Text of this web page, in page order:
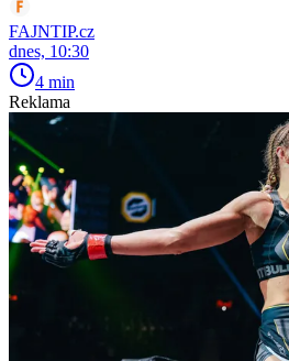
FAJNTIP.cz
dnes, 10:30
4 min
Reklama